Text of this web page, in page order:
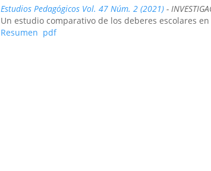
Estudios Pedagógicos Vol. 47 Núm. 2 (2021) -
Un estudio comparativo de los deberes escolares
Resumen pdf